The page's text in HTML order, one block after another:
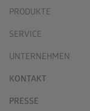
PRODUKTE
SERVICE
UNTERNEHMEN
KONTAKT
PRESSE